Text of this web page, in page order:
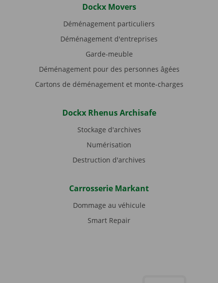
Dockx Movers
Déménagement particuliers
Déménagement d'entreprises
Garde-meuble
Déménagement pour des personnes âgées
Cartons de déménagement et monte-charges
Dockx Rhenus Archisafe
Stockage d'archives
Numérisation
Destruction d'archives
Carrosserie Markant
Dommage au véhicule
Smart Repair